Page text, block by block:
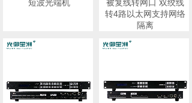
短波光端机
被复线转网口 双绞线
转4路以太网支持网络
隔离